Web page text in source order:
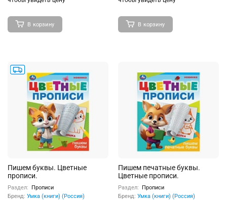
В корзину В корзину
Пишем буквы. Цветные
прописи.
Раздел:
Прописи
Бренд: Умка (книги) (Россия)
Пишем печатные буквы.
Цветные прописи.
Раздел:
Прописи
Бренд: Умка (книги) (Россия)